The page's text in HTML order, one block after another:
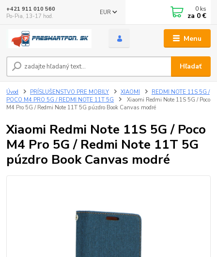
Menu
EUR
Hľadať
+421 911 010 560
Po-Pia, 13-17 hod.
0 ks
za 0 €
Úvod PRÍSLUŠENSTVO PRE MOBILY XIAOMI
REDMI NOTE 11S 5G /
POCO M4 PRO 5G / REDMI NOTE 11T 5G
Xiaomi Redmi Note 11S 5G / Poco
M4 Pro 5G / Redmi Note 11T 5G púzdro Book Canvas modré
Xiaomi Redmi Note 11S 5G / Poco
M4 Pro 5G / Redmi Note 11T 5G
púzdro Book Canvas modré